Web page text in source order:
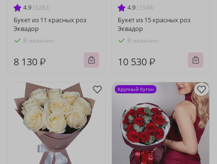
4.9 (3282)
Букет из 11 красных роз
Эквадор
В наличии
8 130 ₽
4.9 (3548)
Букет из 15 красных роз
Эквадор
В наличии
10 530 ₽
Крупный бутон